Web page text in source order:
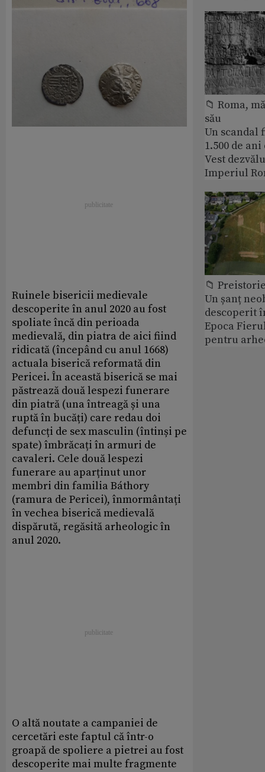
Ruinele bisericii medievale
descoperite în anul 2020 au fost
spoliate încă din perioada
medievală, din piatra de aici fiind
ridicată (începând cu anul 1668)
actuala biserică reformată din
Pericei. În această biserică se mai
păstrează două lespezi funerare
din piatră (una întreagă și una
ruptă în bucăți) care redau doi
defuncți de sex masculin (întinși pe
spate) îmbrăcați în armuri de
cavaleri. Cele două lespezi
funerare au aparținut unor
membri din familia Báthory
(ramura de Pericei), înmormântați
în vechea biserică medievală
dispărută, regăsită arheologic în
anul 2020.
O altă noutate a campaniei de
cercetări este faptul că într-o
groapă de spoliere a pietrei au fost
descoperite mai multe fragmente
📁 Roma,
său
Un scandal
1.500 de
Vest
Imperiul
📁
Un șanț
descoperit
Epoca
pentru